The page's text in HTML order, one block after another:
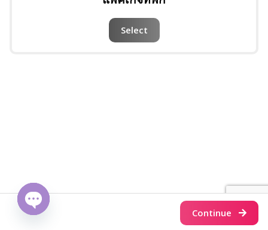
Select
Continue